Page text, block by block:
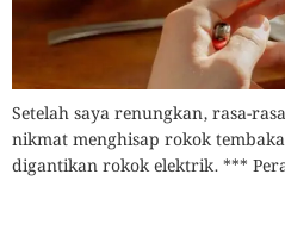
Setelah saya renungkan, rasa-
nikmat menghisap rokok
digantikan rokok elektrik. ***